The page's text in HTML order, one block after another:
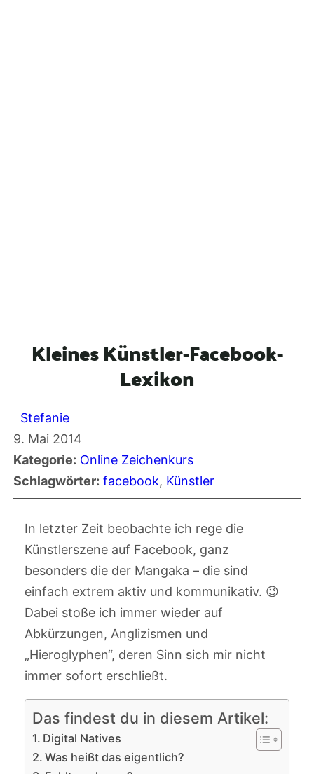
Kleines Künstler-Facebook-
Lexikon
Stefanie
9. Mai 2014
Kategorie: Online Zeichenkurs
Schlagwörter: facebook, Künstler
In letzter Zeit beobachte ich rege die
Künstlerszene auf Facebook, ganz
besonders die der Mangaka – die sind
einfach extrem aktiv und kommunikativ. 😉
Dabei stoße ich immer wieder auf
Abkürzungen, Anglizismen und
„Hieroglyphen“, deren Sinn sich mir nicht
immer sofort erschließt.
Das findest du in diesem Artikel:
Digital Natives
Was heißt das eigentlich?